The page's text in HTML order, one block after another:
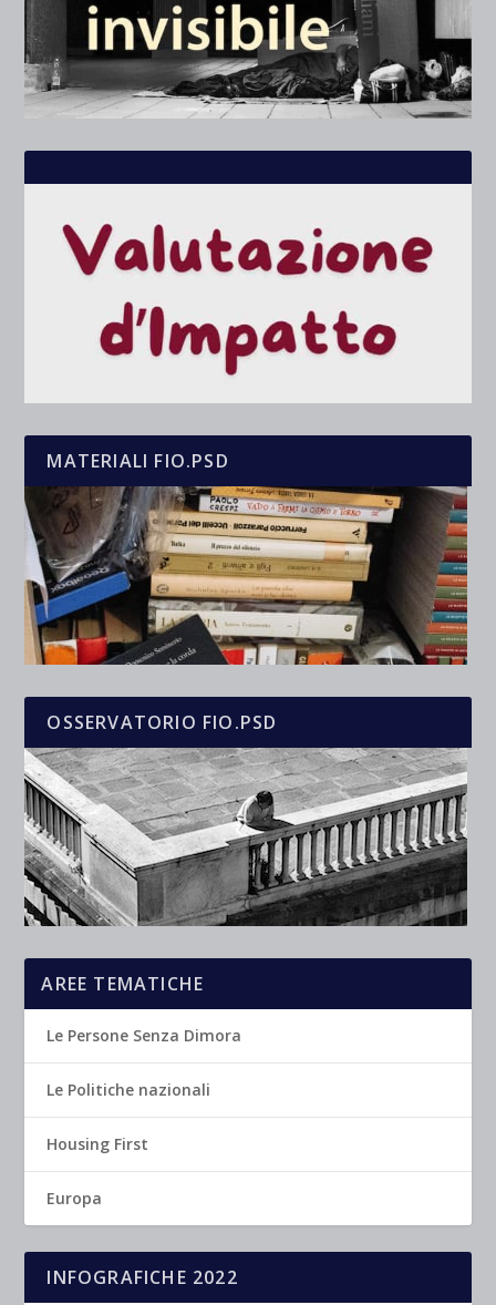
MATERIALI FIO.PSD
OSSERVATORIO FIO.PSD
AREE TEMATICHE
Le Persone Senza Dimora
Le Politiche nazionali
Housing First
Europa
INFOGRAFICHE 2022